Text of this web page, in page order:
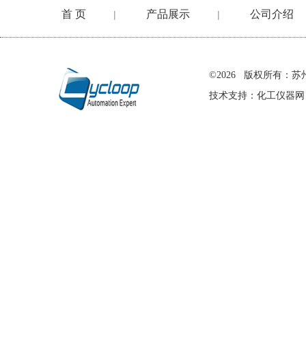
首 页 | 产品展示 | 公司介绍
©2026 版权所有：苏
技术支持： 化工仪器网